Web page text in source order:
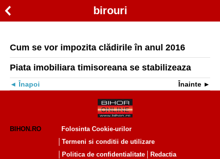
birouri
Cum se vor impozita clădirile în anul 2016
Piata imobiliara timisoreana se stabilizeaza
Înapoi Înainte
BIHON.RO
Folosinta Cookie-urilor
Termeni si conditii de utilizare
Politica de confidentialitate
Redactia